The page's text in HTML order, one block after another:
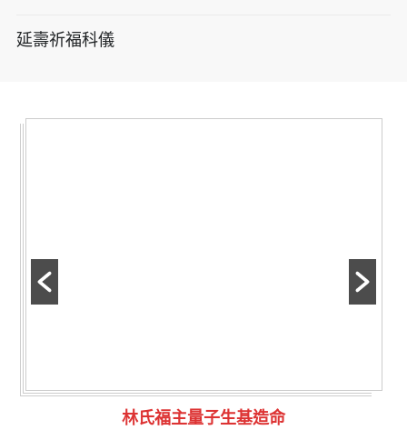
延壽祈福科儀
林氏福主量子生基造命